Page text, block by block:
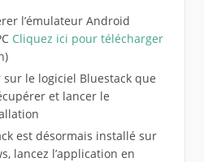
l’émulateur Android
Cliquez ici pour télécharger
sur le logiciel Bluestack que
et lancer le
est désormais installé sur
lancez l’application en